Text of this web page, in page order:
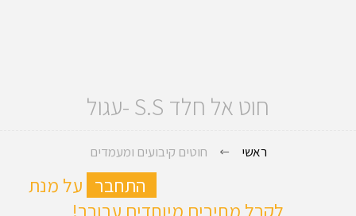
חוט אל חלד S.S -עגול
ראשי חוטים קיבועים ומעמדים
התחבר על מנת
לקבל מחירים מיוחדים עבורך!